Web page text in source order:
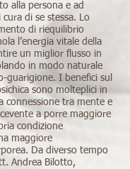
alla persona e ad
di se stessa. Lo
di riequilibrio
l’energia vitale della
un miglior flusso in
in modo naturale
guarigione. I benefici sul
sono molteplici in
connessione tra mente e
a porre maggiore
condizione
maggiore
Da diverso tempo
Andrea Bilotto,